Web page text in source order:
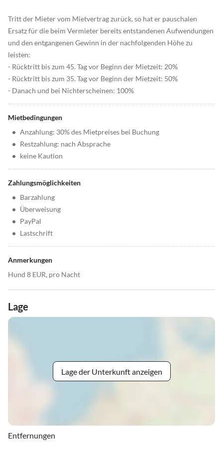
Tritt der Mieter vom Mietvertrag zurück, so hat er pauschalen
Ersatz für die beim Vermieter bereits entstandenen Aufwendungen
und den entgangenen Gewinn in der nachfolgenden Höhe zu
leisten:
- Rücktritt bis zum 45. Tag vor Beginn der Mietzeit: 20%
- Rücktritt bis zum 35. Tag vor Beginn der Mietzeit: 50%
- Danach und bei Nichterscheinen: 100%
Mietbedingungen
• Anzahlung: 30% des Mietpreises bei Buchung
• Restzahlung: nach Absprache
• keine Kaution
Zahlungsmöglichkeiten
• Barzahlung
• Überweisung
• PayPal
• Lastschrift
Anmerkungen
Hund 8 EUR, pro Nacht
Lage
Lage der Unterkunft anzeigen
Entfernungen